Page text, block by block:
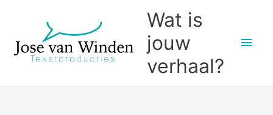
inhoud
Wat is
jouw
verhaal?